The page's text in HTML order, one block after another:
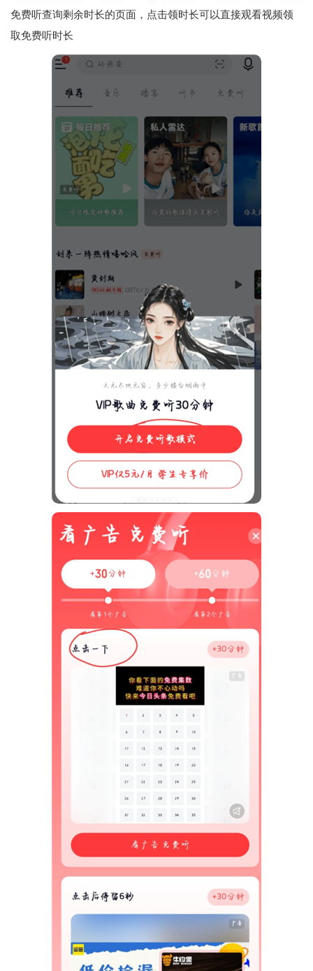
免费听查询剩余时长的页面，点击领时长可以直接观看视频领
取免费听时长